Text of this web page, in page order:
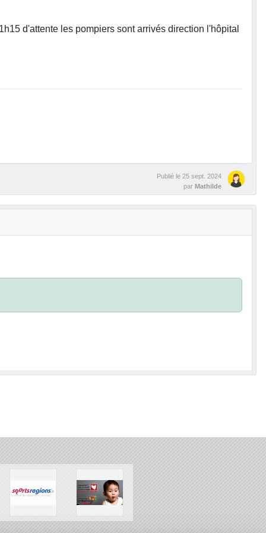
d'attente les pompiers sont arrivés direction l'hôpital
Publié le 25 sept. 2024
par Mathilde